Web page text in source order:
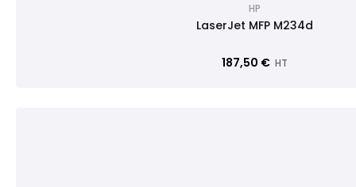
HP
LaserJet MFP M234d
187,50 € HT